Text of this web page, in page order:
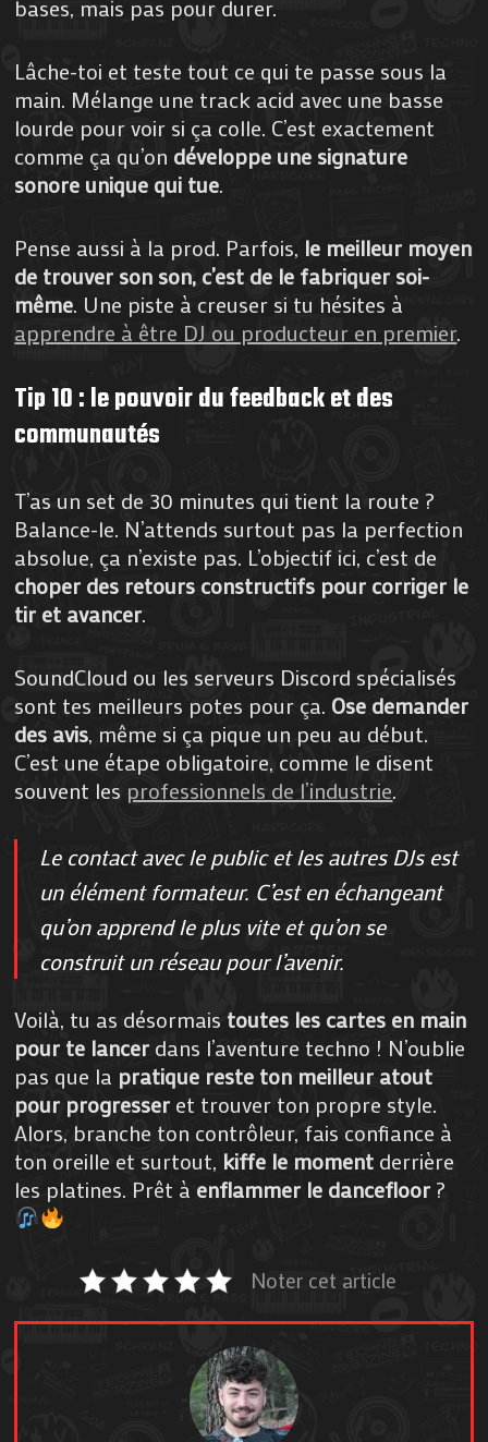
bases, mais pas pour durer.
Lâche-toi et teste tout ce qui te passe sous la
main. Mélange une track acid avec une basse
lourde pour voir si ça colle. C’est exactement
comme ça qu’on développe une signature
sonore unique qui tue.
Pense aussi à la prod. Parfois, le meilleur moyen
de trouver son son, c’est de le fabriquer soi-
même. Une piste à creuser si tu hésites à
apprendre à être DJ ou producteur en premier.
Tip 10 : le pouvoir du feedback et des
communautés
T’as un set de 30 minutes qui tient la route ?
Balance-le. N’attends surtout pas la perfection
absolue, ça n’existe pas. L’objectif ici, c’est de
choper des retours constructifs pour corriger le
tir et avancer.
SoundCloud ou les serveurs Discord spécialisés
sont tes meilleurs potes pour ça. Ose demander
des avis, même si ça pique un peu au début.
C’est une étape obligatoire, comme le disent
souvent les professionnels de l’industrie.
Le contact avec le public et les autres DJs est
un élément formateur. C’est en échangeant
qu’on apprend le plus vite et qu’on se
construit un réseau pour l’avenir.
Voilà, tu as désormais toutes les cartes en main
pour te lancer dans l’aventure techno ! N’oublie
pas que la pratique reste ton meilleur atout
pour progresser et trouver ton propre style.
Alors, branche ton contrôleur, fais confiance à
ton oreille et surtout, kiffe le moment derrière
les platines. Prêt à enflammer le dancefloor ?
Noter cet article